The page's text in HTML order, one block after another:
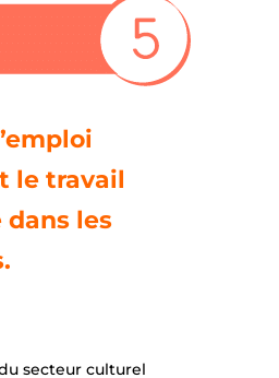
le travail
les
secteur culturel